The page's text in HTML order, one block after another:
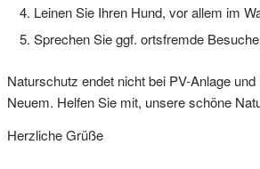
Leinen Sie Ihren Hund, vor allem im
Sprechen Sie ggf. ortsfremde
Naturschutz endet nicht bei PV-Anlage
Neuem. Helfen Sie mit, unsere schöne
Herzliche Grüße